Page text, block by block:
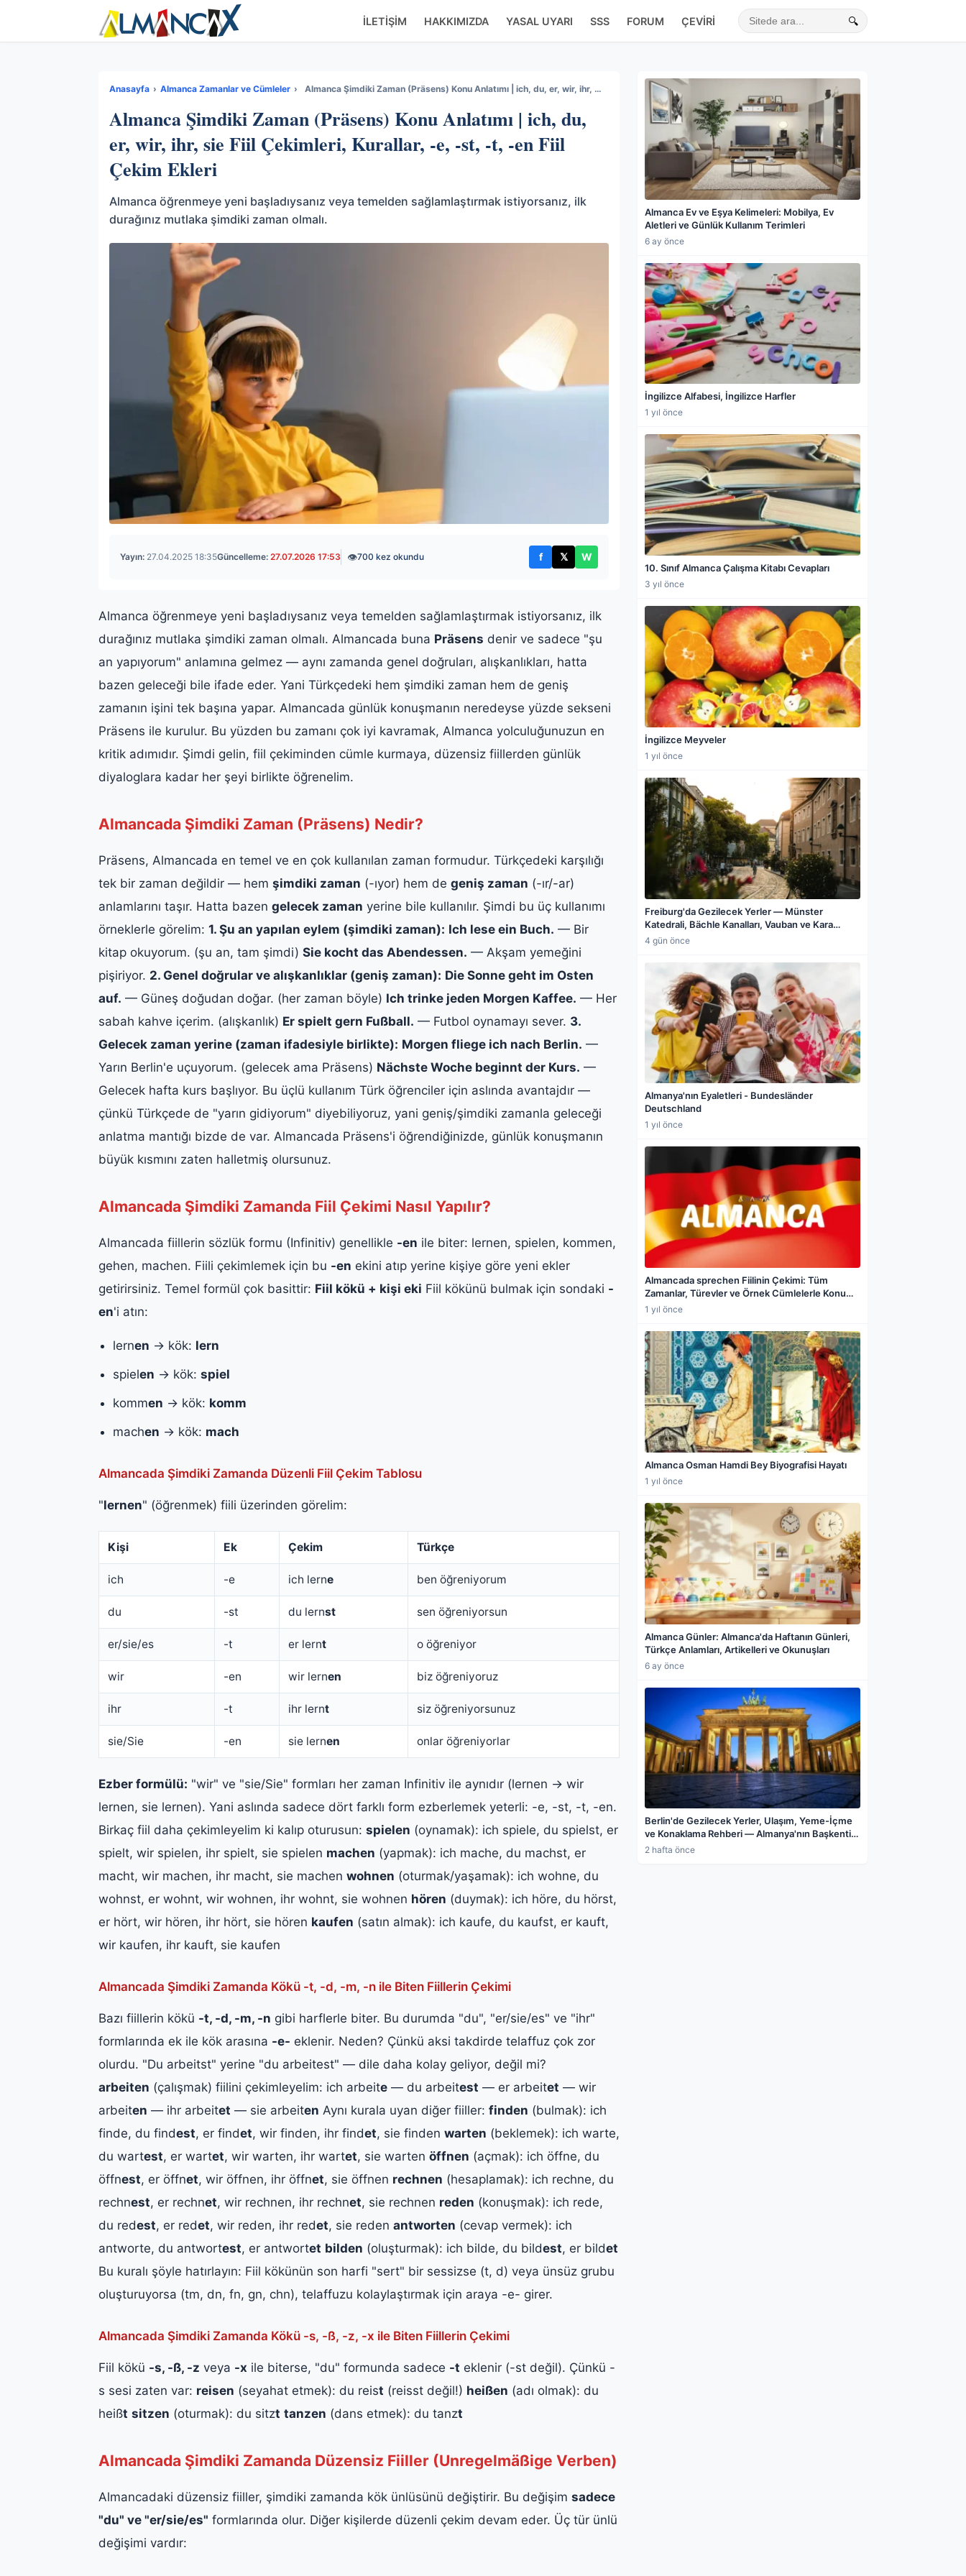
İLETIŞIM HAKKIMIZDA YASAL UYARI SSS FORUM ÇEVIRI
Sitede ara
🔍
Anasayfa › Almanca Zamanlar ve Cümleler › Almanca Şimdiki Zaman (Präsens) Konu Anlatımı | ich, du, er, wir, ihr, sie Fiil Çekimleri, Kurallar, -e, -st, -t, -en Fiil Çekim Ekleri
Almanca Şimdiki Zaman (Präsens) Konu Anlatımı | ich, du,
er, wir, ihr, sie Fiil Çekimleri, Kurallar, -e, -st, -t, -en Fiil
Çekim Ekleri
Almanca öğrenmeye yeni başladıysanız veya temelden sağlamlaştırmak istiyorsanız, ilk
durağınız mutlaka şimdiki zaman olmalı.
Yayın: 27.04.2025 18:35Güncelleme: 27.07.2026 17:53 👁700 kez okundu
Facebook'ta paylaş
f
X'te paylaş
𝕏
WhatsApp'ta paylaş
W
Almanca öğrenmeye yeni başladıysanız veya temelden sağlamlaştırmak istiyorsanız, ilk
durağınız mutlaka şimdiki zaman olmalı. Almancada buna Präsens denir ve sadece "şu
an yapıyorum" anlamına gelmez — aynı zamanda genel doğruları, alışkanlıkları, hatta
bazen geleceği bile ifade eder. Yani Türkçedeki hem şimdiki zaman hem de geniş
zamanın işini tek başına yapar. Almancada günlük konuşmanın neredeyse yüzde sekseni
Präsens ile kurulur. Bu yüzden bu zamanı çok iyi kavramak, Almanca yolculuğunuzun en
kritik adımıdır. Şimdi gelin, fiil çekiminden cümle kurmaya, düzensiz fiillerden günlük
diyaloglara kadar her şeyi birlikte öğrenelim.
Almancada Şimdiki Zaman (Präsens) Nedir?
Präsens, Almancada en temel ve en çok kullanılan zaman formudur. Türkçedeki karşılığı
tek bir zaman değildir — hem şimdiki zaman (-ıyor) hem de geniş zaman (-ır/-ar)
anlamlarını taşır. Hatta bazen gelecek zaman yerine bile kullanılır. Şimdi bu üç kullanımı
örneklerle görelim: 1. Şu an yapılan eylem (şimdiki zaman): Ich lese ein Buch. — Bir
kitap okuyorum. (şu an, tam şimdi) Sie kocht das Abendessen. — Akşam yemeğini
pişiriyor. 2. Genel doğrular ve alışkanlıklar (geniş zaman): Die Sonne geht im Osten
auf. — Güneş doğudan doğar. (her zaman böyle) Ich trinke jeden Morgen Kaffee. — Her
sabah kahve içerim. (alışkanlık) Er spielt gern Fußball. — Futbol oynamayı sever. 3.
Gelecek zaman yerine (zaman ifadesiyle birlikte): Morgen fliege ich nach Berlin. —
Yarın Berlin'e uçuyorum. (gelecek ama Präsens) Nächste Woche beginnt der Kurs. —
Gelecek hafta kurs başlıyor. Bu üçlü kullanım Türk öğrenciler için aslında avantajdır —
çünkü Türkçede de "yarın gidiyorum" diyebiliyoruz, yani geniş/şimdiki zamanla geleceği
anlatma mantığı bizde de var. Almancada Präsens'i öğrendiğinizde, günlük konuşmanın
büyük kısmını zaten halletmiş olursunuz.
Almancada Şimdiki Zamanda Fiil Çekimi Nasıl Yapılır?
Almancada fiillerin sözlük formu (Infinitiv) genellikle -en ile biter: lernen, spielen, kommen,
gehen, machen. Fiili çekimlemek için bu -en ekini atıp yerine kişiye göre yeni ekler
getirirsiniz. Temel formül çok basittir: Fiil kökü + kişi eki Fiil kökünü bulmak için sondaki -
en'i atın:
lernen → kök: lern
spielen → kök: spiel
kommen → kök: komm
machen → kök: mach
Almancada Şimdiki Zamanda Düzenli Fiil Çekim Tablosu
"lernen" (öğrenmek) fiili üzerinden görelim:
Kişi Ek Çekim Türkçe
ich -e ich lerne ben öğreniyorum
du -st du lernst sen öğreniyorsun
er/sie/es -t er lernt o öğreniyor
wir -en wir lernen biz öğreniyoruz
ihr -t ihr lernt siz öğreniyorsunuz
sie/Sie -en sie lernen onlar öğreniyorlar
Ezber formülü: "wir" ve "sie/Sie" formları her zaman Infinitiv ile aynıdır (lernen → wir
lernen, sie lernen). Yani aslında sadece dört farklı form ezberlemek yeterli: -e, -st, -t, -en.
Birkaç fiil daha çekimleyelim ki kalıp oturusun: spielen (oynamak): ich spiele, du spielst, er
spielt, wir spielen, ihr spielt, sie spielen machen (yapmak): ich mache, du machst, er
macht, wir machen, ihr macht, sie machen wohnen (oturmak/yaşamak): ich wohne, du
wohnst, er wohnt, wir wohnen, ihr wohnt, sie wohnen hören (duymak): ich höre, du hörst,
er hört, wir hören, ihr hört, sie hören kaufen (satın almak): ich kaufe, du kaufst, er kauft,
wir kaufen, ihr kauft, sie kaufen
Almancada Şimdiki Zamanda Kökü -t, -d, -m, -n ile Biten Fiillerin Çekimi
Bazı fiillerin kökü -t, -d, -m, -n gibi harflerle biter. Bu durumda "du", "er/sie/es" ve "ihr"
formlarında ek ile kök arasına -e- eklenir. Neden? Çünkü aksi takdirde telaffuz çok zor
olurdu. "Du arbeitst" yerine "du arbeitest" — dile daha kolay geliyor, değil mi?
arbeiten (çalışmak) fiilini çekimleyelim: ich arbeite — du arbeitest — er arbeitet — wir
arbeiten — ihr arbeitet — sie arbeiten Aynı kurala uyan diğer fiiller: finden (bulmak): ich
finde, du findest, er findet, wir finden, ihr findet, sie finden warten (beklemek): ich warte,
du wartest, er wartet, wir warten, ihr wartet, sie warten öffnen (açmak): ich öffne, du
öffnest, er öffnet, wir öffnen, ihr öffnet, sie öffnen rechnen (hesaplamak): ich rechne, du
rechnest, er rechnet, wir rechnen, ihr rechnet, sie rechnen reden (konuşmak): ich rede,
du redest, er redet, wir reden, ihr redet, sie reden antworten (cevap vermek): ich
antworte, du antwortest, er antwortet bilden (oluşturmak): ich bilde, du bildest, er bildet
Bu kuralı şöyle hatırlayın: Fiil kökünün son harfi "sert" bir sessizse (t, d) veya ünsüz grubu
oluşturuyorsa (tm, dn, fn, gn, chn), telaffuzu kolaylaştırmak için araya -e- girer.
Almancada Şimdiki Zamanda Kökü -s, -ß, -z, -x ile Biten Fiillerin Çekimi
Fiil kökü -s, -ß, -z veya -x ile biterse, "du" formunda sadece -t eklenir (-st değil). Çünkü -
s sesi zaten var: reisen (seyahat etmek): du reist (reisst değil!) heißen (adı olmak): du
heißt sitzen (oturmak): du sitzt tanzen (dans etmek): du tanzt
Almancada Şimdiki Zamanda Düzensiz Fiiller (Unregelmäßige Verben)
Almancadaki düzensiz fiiller, şimdiki zamanda kök ünlüsünü değiştirir. Bu değişim sadece
"du" ve "er/sie/es" formlarında olur. Diğer kişilerde düzenli çekim devam eder. Üç tür ünlü
değişimi vardır:
Almanca Ev ve Eşya Kelimeleri: Mobilya, Ev
Aletleri ve Günlük Kullanım Terimleri
6 ay önce
İngilizce Alfabesi, İngilizce Harfler
1 yıl önce
10. Sınıf Almanca Çalışma Kitabı Cevapları
3 yıl önce
İngilizce Meyveler
1 yıl önce
Freiburg'da Gezilecek Yerler — Münster
Katedrali, Bächle Kanalları, Vauban ve Kara
Orman Rehberi
4 gün önce
Almanya'nın Eyaletleri - Bundesländer
Deutschland
1 yıl önce
Almancada sprechen Fiilinin Çekimi: Tüm
Zamanlar, Türevler ve Örnek Cümlelerle Konu
Anlatımı
1 yıl önce
Almanca Osman Hamdi Bey Biyografisi Hayatı
1 yıl önce
Almanca Günler: Almanca'da Haftanın Günleri,
Türkçe Anlamları, Artikelleri ve Okunuşları
6 ay önce
Berlin'de Gezilecek Yerler, Ulaşım, Yeme-İçme
ve Konaklama Rehberi — Almanya'nın Başkenti
Berlin Şehir Rehberi
2 hafta önce